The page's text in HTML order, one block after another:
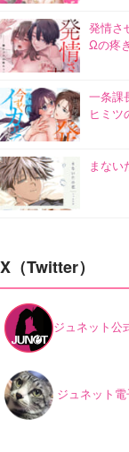
発情さ
Ωの疼
一条課
ヒミツ
まない
X（Twitter）
ジュネット公
ジュネット